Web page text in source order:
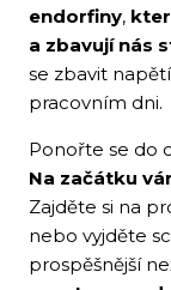
endorfiny,
a zbavují nás
se zbavit
pracovním dni.
Ponořte se do
Na začátku
Zajděte si na
nebo vyjděte
prospěšnější